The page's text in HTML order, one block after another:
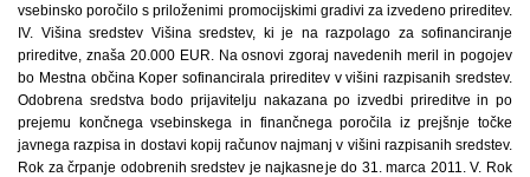
vsebinsko poročilo s priloženimi promocijskimi gradivi za izvedeno prireditev.
IV. Višina sredstev Višina sredstev, ki je na razpolago za sofinanciranje
prireditve, znaša 20.000 EUR. Na osnovi zgoraj navedenih meril in pogojev
bo Mestna občina Koper sofinancirala prireditev v višini razpisanih sredstev.
Odobrena sredstva bodo prijavitelju nakazana po izvedbi prireditve in po
prejemu končnega vsebinskega in finančnega poročila iz prejšnje točke
javnega razpisa in dostavi kopij računov najmanj v višini razpisanih sredstev.
Rok za črpanje odobrenih sredstev je najkasneje do 31. marca 2011. V. Rok